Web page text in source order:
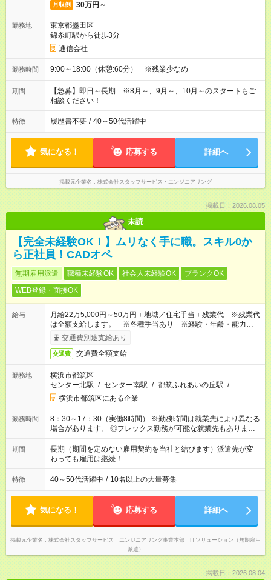
月収例 30万円～
勤務地
東京都墨田区
錦糸町駅から徒歩3分
通信会社
勤務時間 9:00～18:00（休憩:60分） ※残業少なめ
期間
【急募】即日～長期 ※8月～、9月～、10月～のスタートもご
相談ください！
特徴 履歴書不要 / 40～50代活躍中
気になる！ 応募する 詳細へ
掲載元企業名 株式会社スタッフサービス・エンジニアリング
掲載日：2026.08.05
未読
【完全未経験OK！】ムリなく手に職。スキル0か
ら正社員！CADオペ
無期雇用派遣 職種未経験OK 社会人未経験OK
ブランクOK
WEB登録・面接OK
給与
月給22万5,000円～50万円＋地域／住宅手当＋残業代 ※残業代
は全額支給します。 ※各種手当あり ※経験・年齢・能力等を
考慮して加給・優遇します。
交通費別途支給あり
交通費 交通費全額支給
勤務地
横浜市都筑区
センター北駅 / センター南駅 / 都筑ふれあいの丘駅 / …
横浜市都筑区にある企業
勤務時間
8：30～17：30（実働8時間） ※勤務時間は就業先により異なる
場合があります。 ◎フレックス勤務が可能な就業先もありま
す。 ◎今よりもさらに働きやすい環境をつくるべく、 働き方
改革に全社をあげて取り組んでいます。
期間
長期（期間を定めない雇用契約を当社と結びます）派遣先が変
わっても雇用は継続！
特徴 40～50代活躍中 / 10名以上の大量募集
気になる！ 応募する 詳細へ
掲載元企業名
株式会社スタッフサービス エンジニアリング事業本部 ITソリューション（無期雇用
派遣）
掲載日：2026.08.04